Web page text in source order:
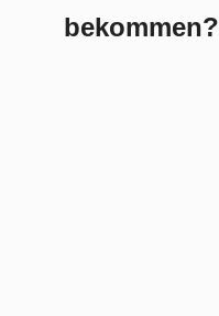
bekommen?